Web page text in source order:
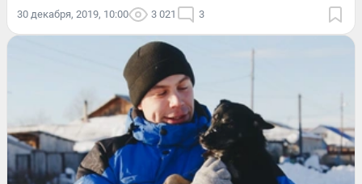
30 декабря, 2019, 10:00 3 021 3